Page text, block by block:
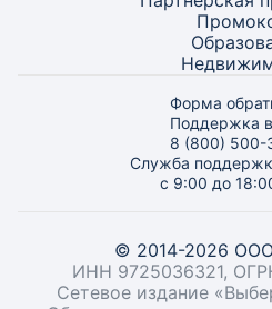
Форма
Поддержка
8 (800) 500-
Служба
с 9:00 до
© 2014-2026
ИНН 9725036321,
Сетевое издание